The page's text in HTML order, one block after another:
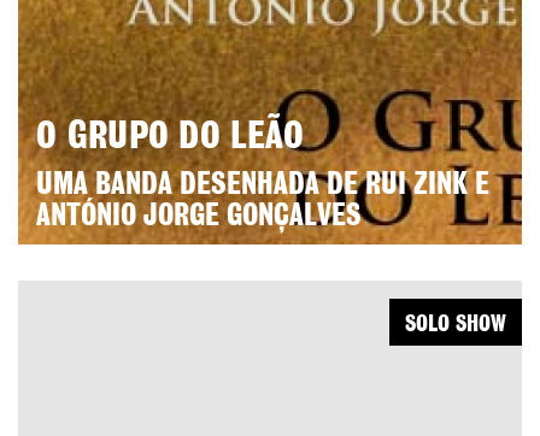
O GRUPO DO LEÃO
UMA BANDA DESENHADA DE RUI ZINK E
ANTÓNIO JORGE GONÇALVES
SOLO SHOW